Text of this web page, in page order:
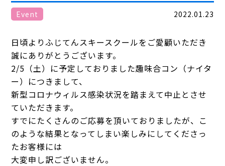
Event 2022.01.23
日頃よりふじてんスキースクールをご愛顧いただき
誠にありがとうございます。
2/5（土）に予定しておりました趣味合コン（ナイタ
ー）につきまして、
新型コロナウィルス感染状況を踏まえて中止とさせ
ていただきます。
すでにたくさんのご応募を頂いておりましたが、こ
のような結果となってしまい楽しみにしてくださっ
たお客様には
大変申し訳ございません。